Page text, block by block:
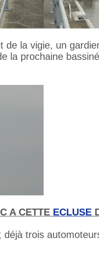
la vigie, un
la prochaine
A CETTE ECLUSE
déjà trois